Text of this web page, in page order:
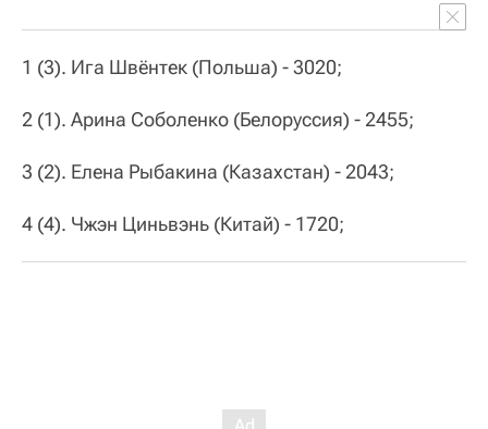
1 (3). Ига Швёнтек (Польша) - 3020;
2 (1). Арина Соболенко (Белоруссия) - 2455;
3 (2). Елена Рыбакина (Казахстан) - 2043;
4 (4). Чжэн Циньвэнь (Китай) - 1720;